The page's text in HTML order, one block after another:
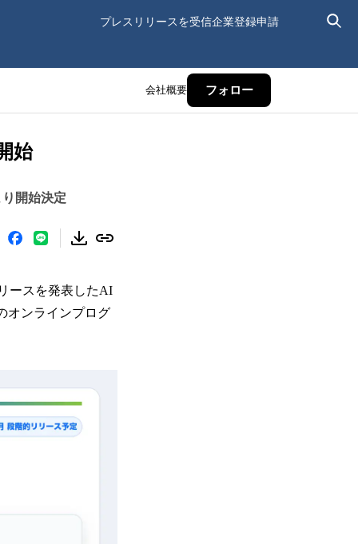
プレスリリースを受信企業登録申請
会社概要 フォロー
始
開始決定
ースを発表したAI
オンラインプログ